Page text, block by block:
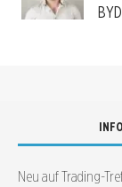
Neu auf Trading-